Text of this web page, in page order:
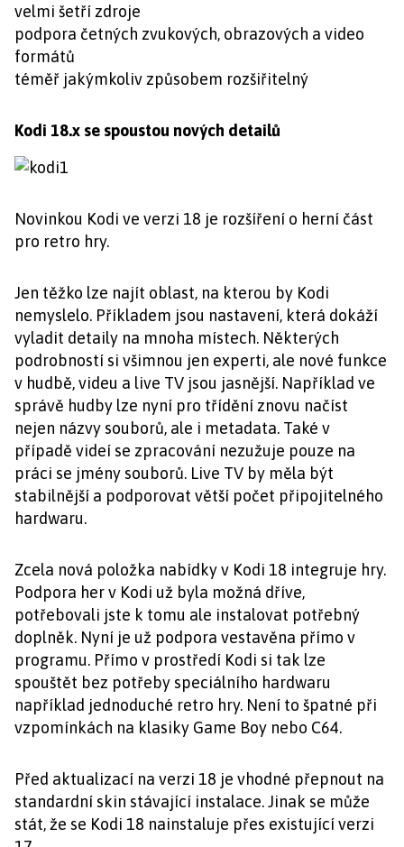
velmi šetří zdroje
podpora četných zvukových, obrazových a video
formátů
téměř jakýmkoliv způsobem rozšiřitelný
Kodi 18.x se spoustou nových detailů
Novinkou Kodi ve verzi 18 je rozšíření o herní část
pro retro hry.
Jen těžko lze najít oblast, na kterou by Kodi
nemyslelo. Příkladem jsou nastavení, která dokáží
vyladit detaily na mnoha místech. Některých
podrobností si všimnou jen experti, ale nové funkce
v hudbě, videu a live TV jsou jasnější. Například ve
správě hudby lze nyní pro třídění znovu načíst
nejen názvy souborů, ale i metadata. Také v
případě videí se zpracování nezužuje pouze na
práci se jmény souborů. Live TV by měla být
stabilnější a podporovat větší počet připojitelného
hardwaru.
Zcela nová položka nabídky v Kodi 18 integruje hry.
Podpora her v Kodi už byla možná dříve,
potřebovali jste k tomu ale instalovat potřebný
doplněk. Nyní je už podpora vestavěna přímo v
programu. Přímo v prostředí Kodi si tak lze
spouštět bez potřeby speciálního hardwaru
například jednoduché retro hry. Není to špatné při
vzpomínkách na klasiky Game Boy nebo C64.
Před aktualizací na verzi 18 je vhodné přepnout na
standardní skin stávající instalace. Jinak se může
stát, že se Kodi 18 nainstaluje přes existující verzi